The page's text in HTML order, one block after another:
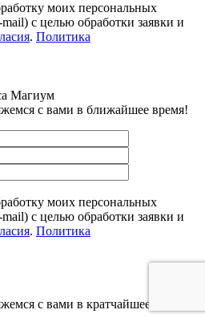
моих персональных
с целью обработки заявки и
. Политика
Магиум
с вами в ближайшее время!
моих персональных
с целью обработки заявки и
. Политика
с вами в кратчайшее время!